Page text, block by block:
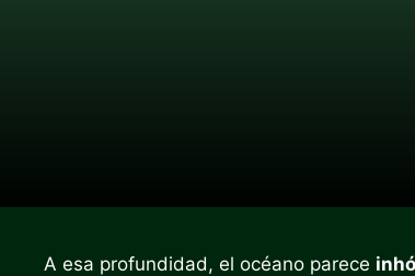
A esa profundidad, el océano parece